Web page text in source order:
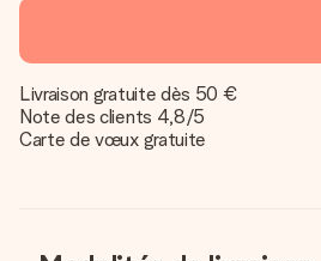
Livraison gratuite dès 50 €
Note des clients 4,8/5
Carte de vœux gratuite